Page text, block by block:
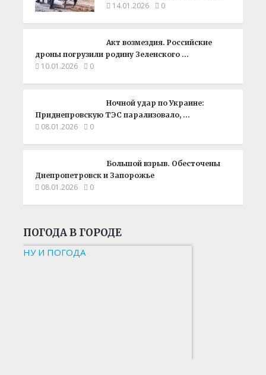
14.01.2026 0
Акт возмездия. Российские
дроны погрузили родину Зеленского …
10.01.2026 0
Ночной удар по Украине:
Приднепровскую ТЭС парализовало, …
08.01.2026 0
Большой взрыв. Обесточены
Днепропетровск и Запорожье
08.01.2026 0
ПОГОДА В ГОРОДЕ
НУ И ПОГОДА